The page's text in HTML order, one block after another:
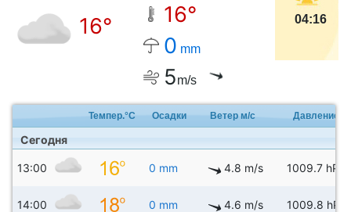
16°
16°
0 mm
5m/s
04:16
Темпер.°C Осадки Ветер м/с Давление
Сегодня
13:00 0 mm 4.8 m/s 1009.7 hPa
14:00 0 mm 4.6 m/s 1009.8 hPa